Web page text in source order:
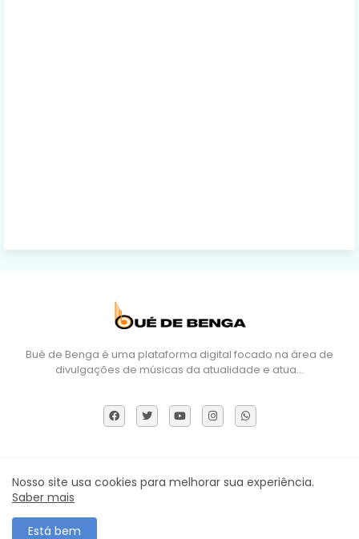
Bué de Benga é uma plataforma digital focado na área de
divulgações de músicas da atualidade e atua…
Sobre Nós DMCA Termos e Políticas Contactos
Nosso site usa cookies para melhorar sua experiência.
Saber mais
Está bem